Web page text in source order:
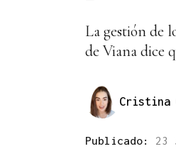
La gestión de
de Viana dice
Cristina
Publicado: 23